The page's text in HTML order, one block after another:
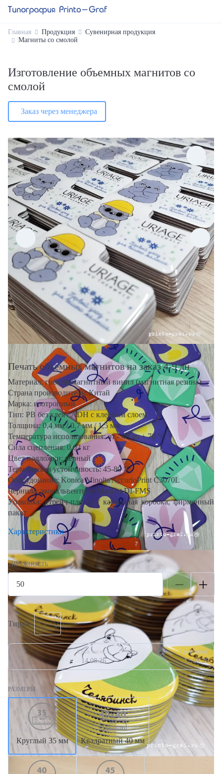
Главная Продукция
Сувенирная продукция
Магниты со смолой
Изготовление объемных магнитов со
смолой
Заказ через менеджера
Печать объемных магнитов на заказ 4-9 дн
Материал: гибкий магнитный винил (магнитная резина)
Страна производитель: Китай
Марка: изотропный
Тип: PB без клея / ADH с клеевым слоем
Толщина: 0,4 мм / 0,7 мм / 1,5 мм
Температура использования: от - 40 до + 70 °С
Сила сцепления: 0,02 кг
Цвет подложки: черный
Термическая устойчивость: 45-80 °C
Оборудование: Konica Minolta AccurioPrint C3070L
Чернила:экосольвентные MaraJet DI-FMS
Упаковка: стрейч-пленка / картонная коробка, фирменный
пакет
Характеристики
ТИРАЖНОСТЬ
Тираж
Срок изгот.
14.08.26
Срок изгот.
12.08.26
РАЗМЕРЫ
Круглый 35 мм Квадратный 40 мм